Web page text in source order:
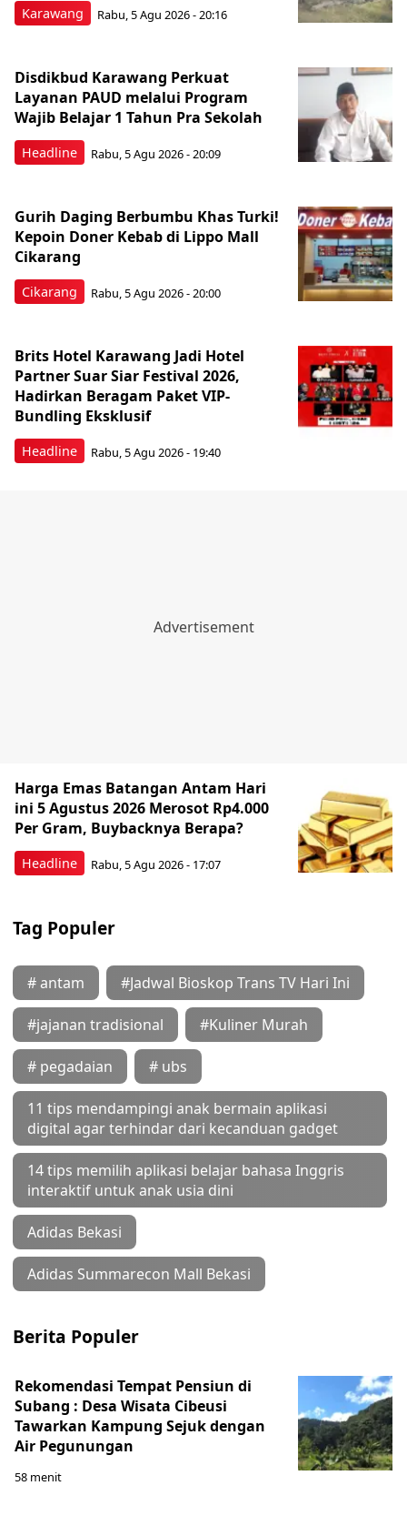
Karawang Rabu, 5 Agu 2026 - 20:16
Headline
Disdikbud Karawang Perkuat
Layanan PAUD melalui Program
Wajib Belajar 1 Tahun Pra Sekolah
Rabu, 5 Agu 2026 - 20:09
Cikarang
Gurih Daging Berbumbu Khas Turki!
Kepoin Doner Kebab di Lippo Mall
Cikarang
Rabu, 5 Agu 2026 - 20:00
Headline
Brits Hotel Karawang Jadi Hotel
Partner Suar Siar Festival 2026,
Hadirkan Beragam Paket VIP-
Bundling Eksklusif
Rabu, 5 Agu 2026 - 19:40
Headline
Harga Emas Batangan Antam Hari
ini 5 Agustus 2026 Merosot Rp4.000
Per Gram, Buybacknya Berapa?
Rabu, 5 Agu 2026 - 17:07
Tag Populer
# antam #Jadwal Bioskop Trans TV Hari Ini
#jajanan tradisional #Kuliner Murah
# pegadaian # ubs
11 tips mendampingi anak bermain aplikasi
digital agar terhindar dari kecanduan gadget
14 tips memilih aplikasi belajar bahasa Inggris
interaktif untuk anak usia dini
Adidas Bekasi
Adidas Summarecon Mall Bekasi
Berita Populer
Rekomendasi Tempat Pensiun di
Subang : Desa Wisata Cibeusi
Tawarkan Kampung Sejuk dengan
Air Pegunungan
58 menit